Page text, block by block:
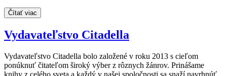
Čítať viac
Vydavateľstvo Citadella
Vydavateľstvo Citadella bolo založené v roku 2013 s cieľom
ponúknuť čitateľom široký výber z rôznych žánrov. Prinášame